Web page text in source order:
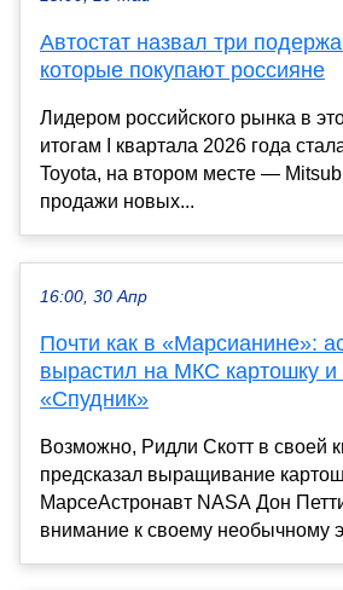
Автостат назвал три
которые покупают россияне
Лидером российского рынка в
итогам I квартала 2026 года
Toyota, на втором месте —
продажи новых...
16:00, 30 Апр
Почти как в «Марсианине»:
вырастил на МКС картошку и
«Спудник»
Возможно, Ридли Скотт в своей
предсказал выращивание
МарсеАстронавт NASA Дон
внимание к своему необычному